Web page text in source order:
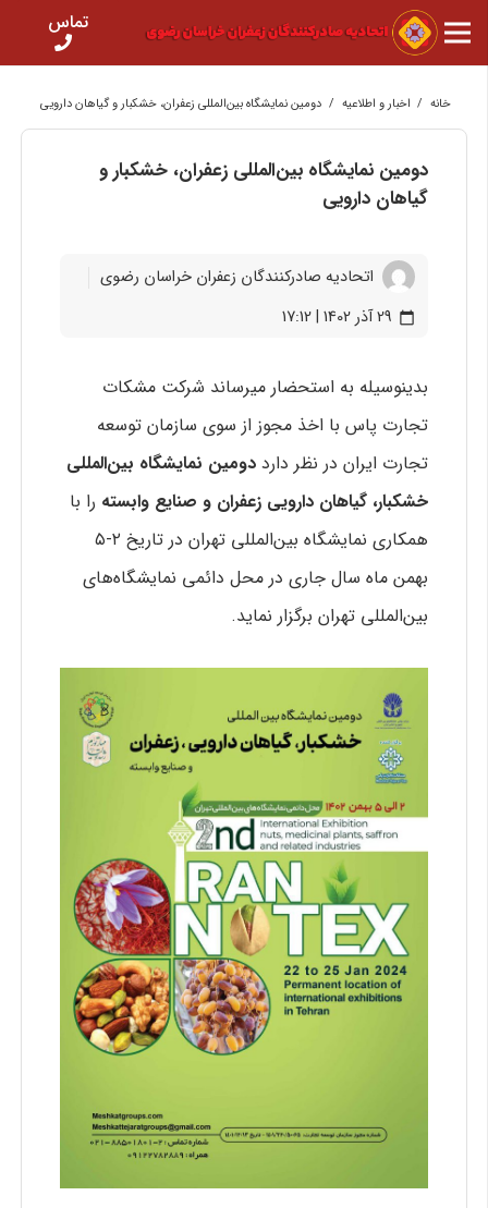
تماس
خانه / اخبار و اطلاعیه / دومین نمایشگاه بین‌المللی زعفران، خشکبار و گیاهان دارویی
دومین نمایشگاه بین‌المللی زعفران، خشکبار و
گیاهان دارویی
اتحادیه صادرکنندگان زعفران خراسان رضوی
calendar_today 29 آذر 1402 | 17:12
بدینوسیله به استحضار میرساند شرکت مشکات
تجارت پاس با اخذ مجوز از سوی سازمان توسعه
تجارت ایران در نظر دارددومین نمایشگاه بین‌المللی
خشکبار، گیاهان دارویی زعفران و صنایع وابسته را با
همکاری نمایشگاه بین‌المللی تهران در تاریخ ۲-۵
بهمن ماه سال جاری در محل دائمی نمایشگاه‌های
بین‌المللی تهران برگزار نماید.